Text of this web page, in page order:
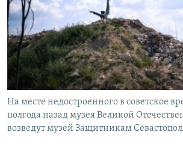
На месте недостроенного в советское
полгода назад музея Великой
возведут музей Защитникам